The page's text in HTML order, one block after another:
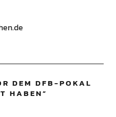
DEM DFB-POKAL
HABEN”